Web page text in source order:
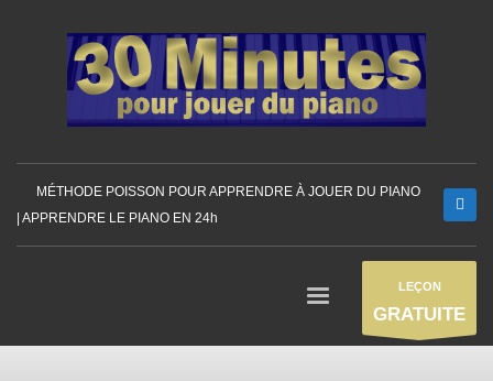
MÉTHODE POISSON POUR APPRENDRE À JOUER DU PIANO
| APPRENDRE LE PIANO EN 24h
LEÇON
GRATUITE